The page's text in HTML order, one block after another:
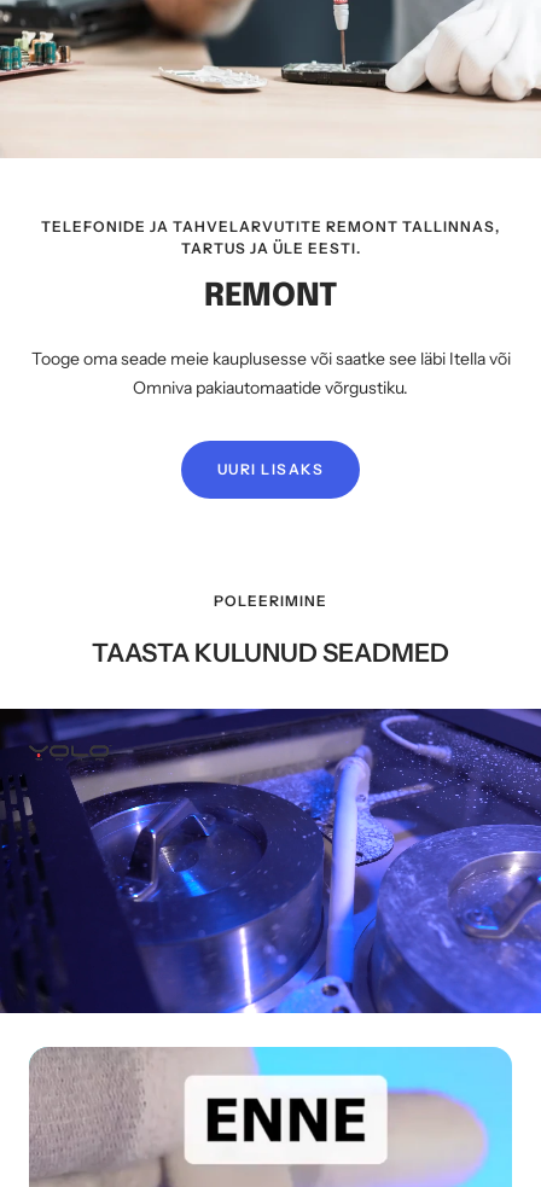
TELEFONIDE JA TAHVELARVUTITE REMONT TALLINNAS,
TARTUS JA ÜLE EESTI.
REMONT
Tooge oma seade meie kauplusesse või saatke see läbi Itella või
Omniva pakiautomaatide võrgustiku.
UURI LISAKS
POLEERIMINE
TAASTA KULUNUD SEADMED